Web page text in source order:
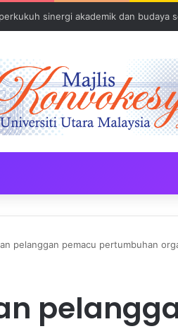
sinergi akademik dan budaya
pelanggan pemacu pertumbuhan